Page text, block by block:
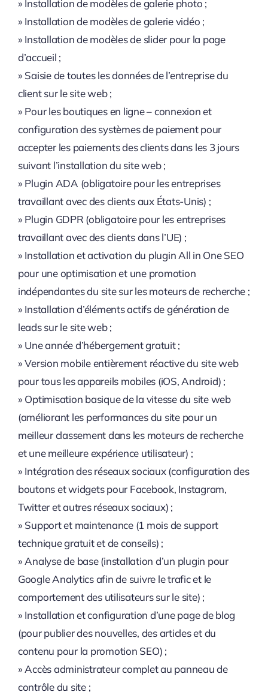
» Installation de modèles de galerie photo ;
» Installation de modèles de galerie vidéo ;
» Installation de modèles de slider pour la page
d’accueil ;
» Saisie de toutes les données de l’entreprise du
client sur le site web ;
» Pour les boutiques en ligne – connexion et
configuration des systèmes de paiement pour
accepter les paiements des clients dans les 3 jours
suivant l’installation du site web ;
» Plugin ADA (obligatoire pour les entreprises
travaillant avec des clients aux États-Unis) ;
» Plugin GDPR (obligatoire pour les entreprises
travaillant avec des clients dans l’UE) ;
» Installation et activation du plugin All in One SEO
pour une optimisation et une promotion
indépendantes du site sur les moteurs de recherche ;
» Installation d’éléments actifs de génération de
leads sur le site web ;
» Une année d’hébergement gratuit ;
» Version mobile entièrement réactive du site web
pour tous les appareils mobiles (iOS, Android) ;
» Optimisation basique de la vitesse du site web
(améliorant les performances du site pour un
meilleur classement dans les moteurs de recherche
et une meilleure expérience utilisateur) ;
» Intégration des réseaux sociaux (configuration des
boutons et widgets pour Facebook, Instagram,
Twitter et autres réseaux sociaux) ;
» Support et maintenance (1 mois de support
technique gratuit et de conseils) ;
» Analyse de base (installation d’un plugin pour
Google Analytics afin de suivre le trafic et le
comportement des utilisateurs sur le site) ;
» Installation et configuration d’une page de blog
(pour publier des nouvelles, des articles et du
contenu pour la promotion SEO) ;
» Accès administrateur complet au panneau de
contrôle du site ;